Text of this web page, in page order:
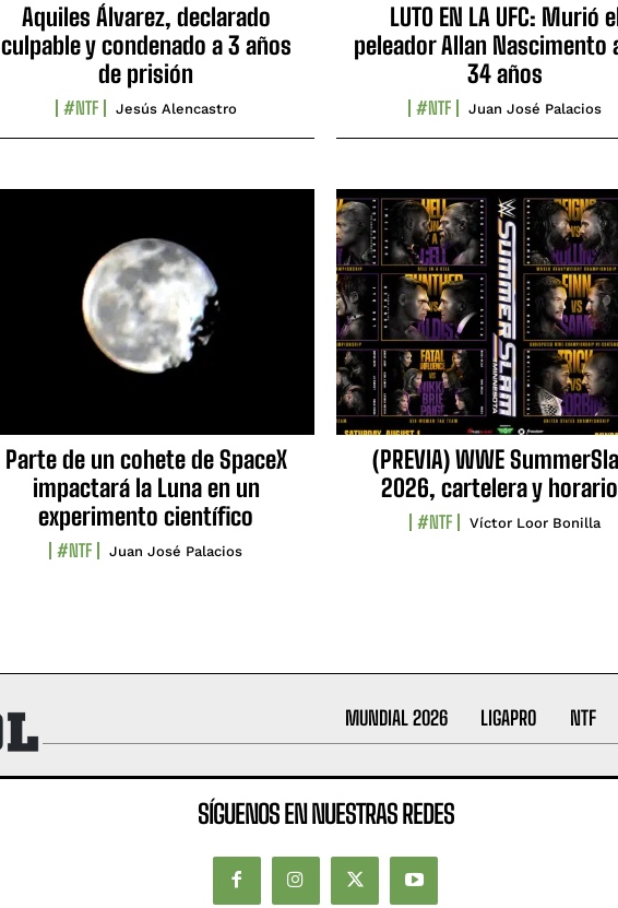
Aquiles Álvarez, declarado
culpable y condenado a 3 años
de prisión
#NTF Jesús Alencastro
LUTO EN LA UFC: Murió
peleador Allan Nascimento
34 años
#NTF Juan José Palacios
Parte de un cohete de SpaceX
impactará la Luna en un
experimento científico
#NTF Juan José Palacios
(PREVIA) WWE
2026, cartelera y
#NTF Víctor Loor Bonilla
MUNDIAL 2026 LIGAPRO NTF
SÍGUENOS EN NUESTRAS REDES